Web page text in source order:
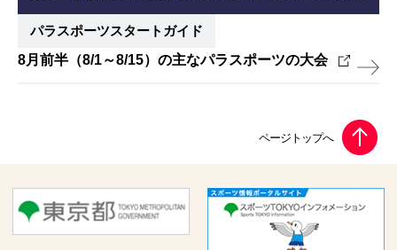
パラスポーツスタートガイド
8月前半（8/1～8/15）の主なパラスポーツの大会